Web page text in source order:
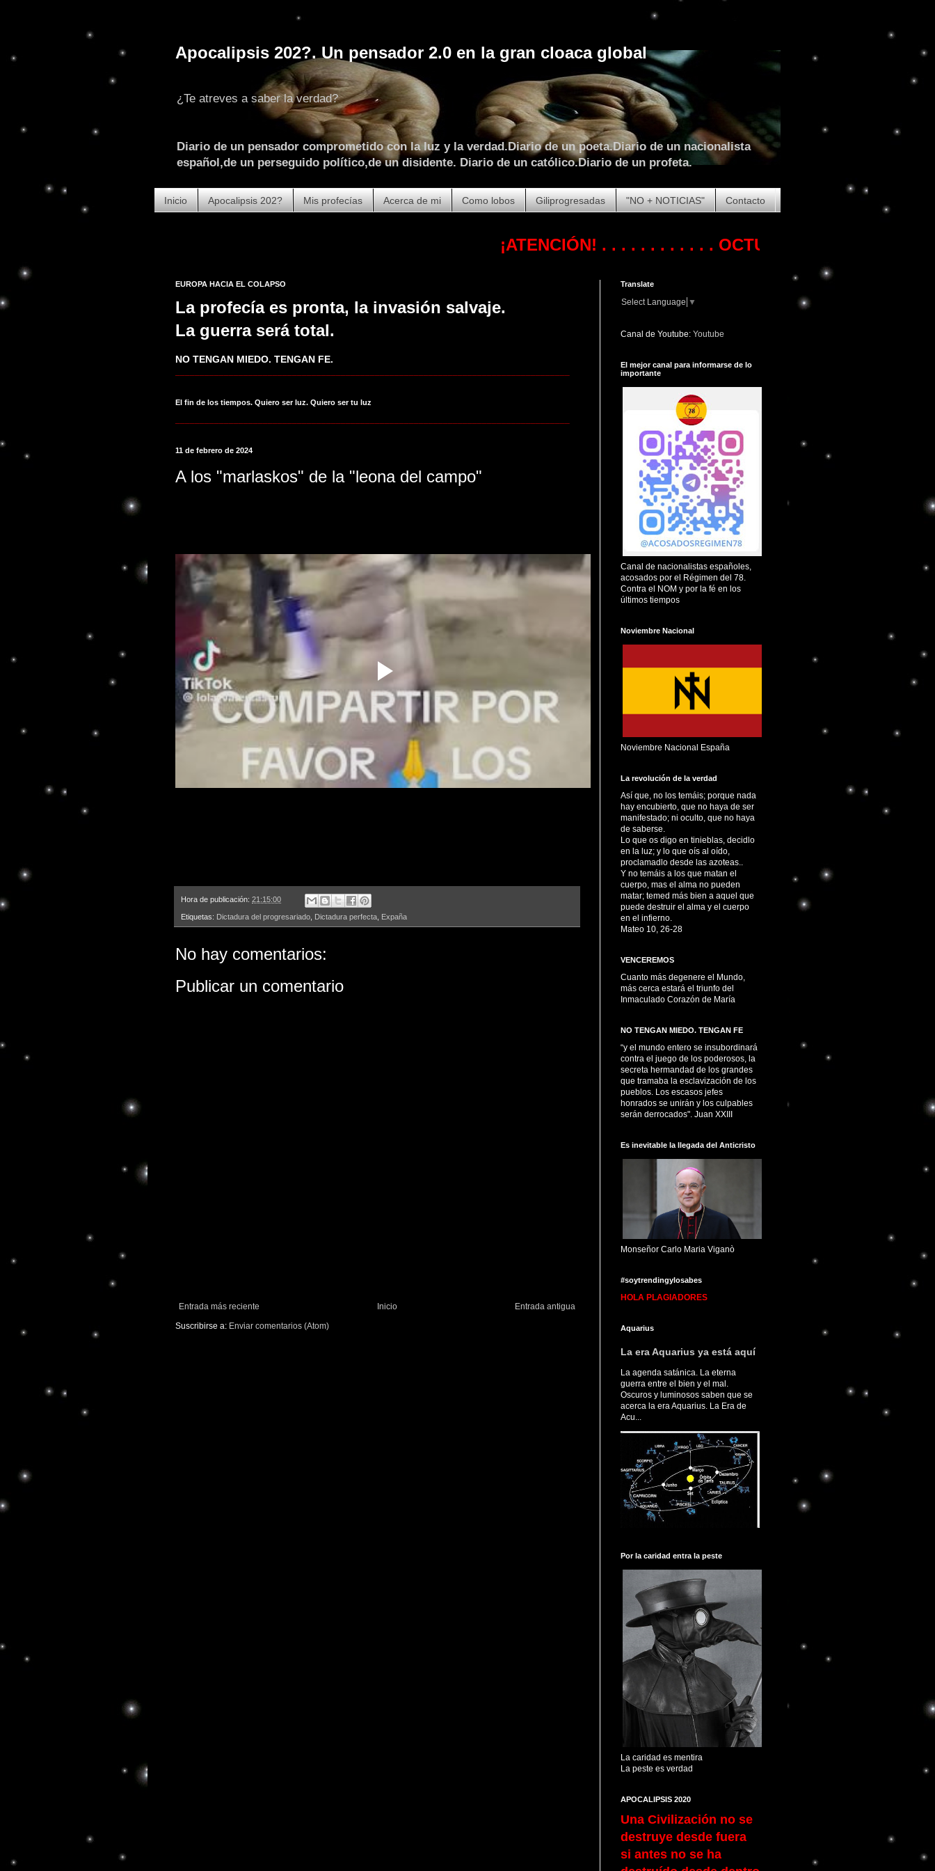
Apocalipsis 202?. Un pensador 2.0 en la gran cloaca global
¿Te atreves a saber la verdad?
Diario de un pensador comprometido con la luz y la verdad.Diario de un poeta.Diario de un nacionalista
español,de un perseguido político,de un disidente. Diario de un católico.Diario de un profeta.
Inicio Apocalipsis 202? Mis profecías Acerca de mi Como lobos Giliprogresadas "NO + NOTICIAS" Contacto
¡ATENCIÓN!. . . . . . . . . . . .OCTUBRE DE 2023. COMIENZA
EUROPA HACIA EL COLAPSO
La profecía es pronta, la invasión salvaje.
La guerra será total.
NO TENGAN MIEDO. TENGAN FE.
El fin de los tiempos. Quiero ser luz. Quiero ser tu luz
11 de febrero de 2024
A los "marlaskos" de la "leona del campo"
Hora de publicación: 21:15:00
Etiquetas: Dictadura del progresariado Dictadura perfecta Expaña
No hay comentarios:
Publicar un comentario
Entrada más reciente Entrada antigua
Inicio
Suscribirse a: Enviar comentarios (Atom)
Translate
Select Language ▼
Canal de Youtube: Youtube
El mejor canal para informarse de lo
importante
Canal de nacionalistas españoles,
acosados por el Régimen del 78.
Contra el NOM y por la fé en los
últimos tiempos
Noviembre Nacional
Noviembre Nacional España
La revolución de la verdad
Así que, no los temáis; porque nada
hay encubierto, que no haya de ser
manifestado; ni oculto, que no haya
de saberse.
Lo que os digo en tinieblas, decidlo
en la luz; y lo que oís al oído,
proclamadlo desde las azoteas..
Y no temáis a los que matan el
cuerpo, mas el alma no pueden
matar; temed más bien a aquel que
puede destruir el alma y el cuerpo
en el infierno.
Mateo 10, 26-28
VENCEREMOS
Cuanto más degenere el Mundo,
más cerca estará el triunfo del
Inmaculado Corazón de María
NO TENGAN MIEDO. TENGAN FE
“y el mundo entero se insubordinará
contra el juego de los poderosos, la
secreta hermandad de los grandes
que tramaba la esclavización de los
pueblos. Los escasos jefes
honrados se unirán y los culpables
serán derrocados". Juan XXIII
Es inevitable la llegada del Anticristo
Monseñor Carlo Maria Viganò
#soytrendingylosabes
HOLA PLAGIADORES
Aquarius
La era Aquarius ya está aquí
La agenda satánica. La eterna
guerra entre el bien y el mal.
Oscuros y luminosos saben que se
acerca la era Aquarius. La Era de
Acu...
Por la caridad entra la peste
La caridad es mentira
La peste es verdad
APOCALIPSIS 2020
Una Civilización no se
destruye desde fuera
si antes no se ha